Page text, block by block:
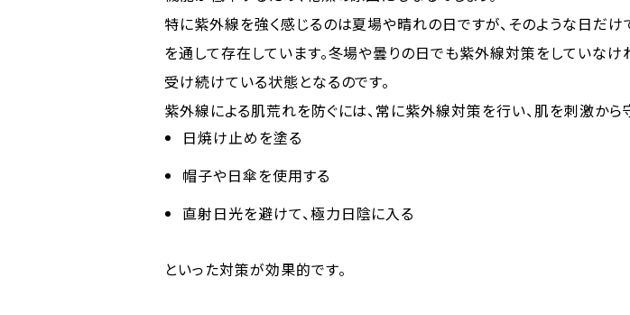
特に紫外線を強く感じるのは夏場や晴れの日ですが、そのような日だけ
を通して存在しています。冬場や曇りの日でも紫外線対策をしていなけ
受け続けている状態となるのです。
紫外線による肌荒れを防ぐには、常に紫外線対策を行い、肌を刺激から
日焼け止めを塗る
帽子や日傘を使用する
直射日光を避けて、極力日陰に入る
といった対策が効果的です。